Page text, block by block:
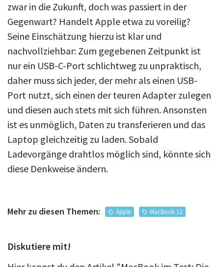
zwar in die Zukunft, doch was passiert in der
Gegenwart? Handelt Apple etwa zu voreilig?
Seine Einschätzung hierzu ist klar und
nachvollziehbar: Zum gegebenen Zeitpunkt ist
nur ein USB-C-Port schlichtweg zu unpraktisch,
daher muss sich jeder, der mehr als einen USB-
Port nutzt, sich einen der teuren Adapter zulegen
und diesen auch stets mit sich führen. Ansonsten
ist es unmöglich, Daten zu transferieren und das
Laptop gleichzeitig zu laden. Sobald
Ladevorgänge drahtlos möglich sind, könnte sich
diese Denkweise ändern.
Mehr zu diesen Themen: Apple MacBook 12
Diskutiere mit!